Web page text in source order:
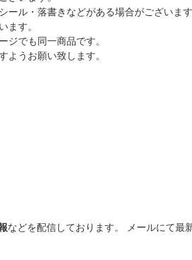
ル・落書きなどがある場合がございます
ます。
ジでも同一商品です。
ようお願い致します。
などを配信しております。 メールにて最